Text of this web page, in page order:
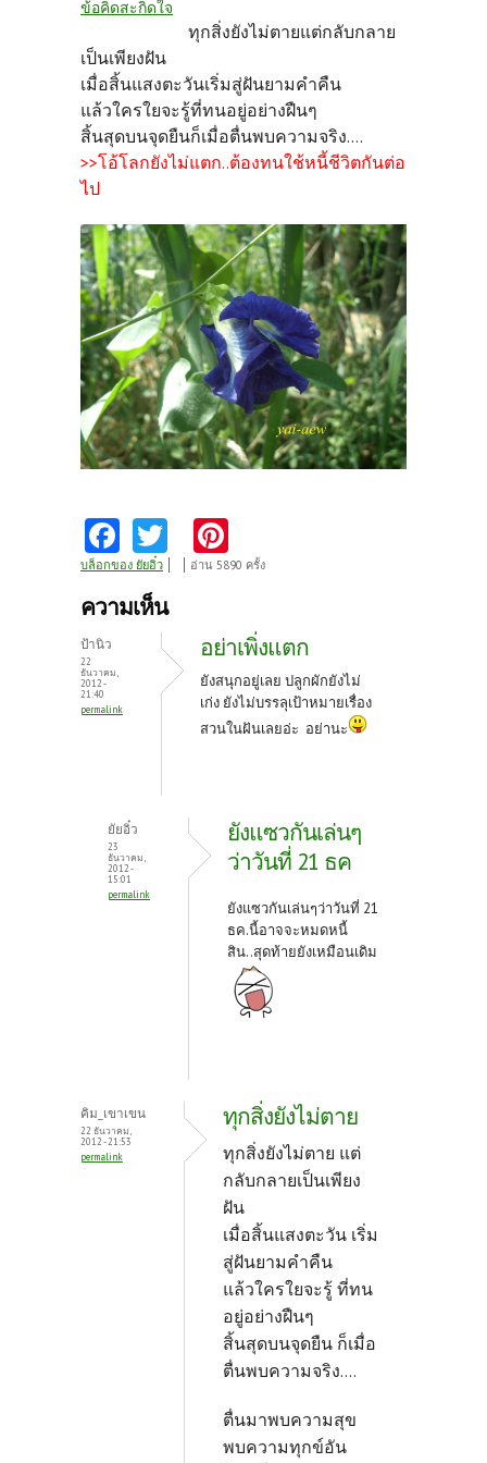
ข้อคิดสะกิดใจ
ทุกสิ่งยังไม่ตายแต่กลับกลาย
เป็นเพียงฝัน
เมื่อสิ้นแสงตะวันเริ่มสู่ฝันยามคำคืน
แล้วใครใยจะรู้ที่ทนอยู่อย่างฝืนๆ
สิ้นสุดบนจุดยืนก็เมื่อตื่นพบความจริง....
>>โอ้โลกยังไม่แตก..ต้องทนใช้หนี้ชีวิตกันต่อ
ไป
Fa
ce
b
k
w
itt
nt
es
t
บล็อกของ ยัยอิ๋ว อ่าน 5890 ครั้ง
ความเห็น
ป้านิว
22
ธันวาคม,
2012 -
21:40
permalink
อย่าเพิ่งแตก
ยังสนุกอยู่เลย ปลูกผักยังไม่
เก่ง ยังไม่บรรลุเป้าหมายเรื่อง
สวนในฝันเลยอ่ะ อย่านะ
ยัยอิ๋ว
23
ธันวาคม,
2012 -
15:01
permalink
ยังแซวกันเล่นๆ
ว่าวันที่ 21 ธค
ยังแซวกันเล่นๆว่าวันที่ 21
ธค.นี้อาจจะหมดหนี้
สิน..สุดท้ายยังเหมือนเดิม
คิม_เขาเขน
22 ธันวาคม,
2012 - 21:53
permalink
ทุกสิ่งยังไม่ตาย
ทุกสิ่งยังไม่ตาย แต่
กลับกลายเป็นเพียง
ฝัน
เมื่อสิ้นแสงตะวัน เริ่ม
สู่ฝันยามคำคืน
แล้วใครใยจะรู้ ที่ทน
อยู่อย่างฝืนๆ
สิ้นสุดบนจุดยืน ก็เมื่อ
ตื่นพบความจริง....
ตื่นมาพบความสุข
พบความทุกข์อัน